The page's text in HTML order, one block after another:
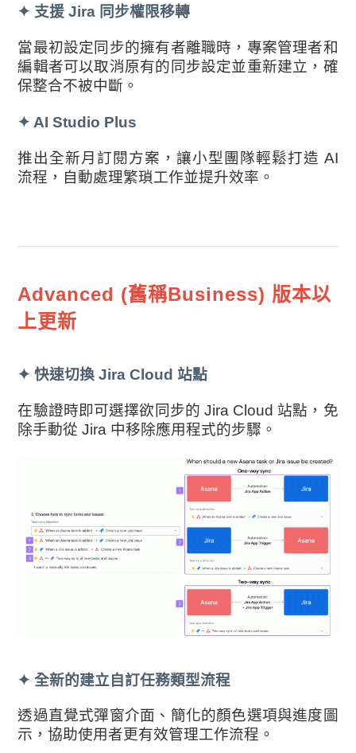
✦支援 Jira 同步權限移轉
當最初設定同步的擁有者離職時，專案管理者和
編輯者可以取消原有的同步設定並重新建立，確
保整合不被中斷。
✦ AI Studio Plus
推出全新月訂閱方案，讓小型團隊輕鬆打造 AI
流程，自動處理繁瑣工作並提升效率。
Advanced (舊稱Business) 版本以
上更新
✦快速切換 Jira Cloud 站點
在驗證時即可選擇欲同步的 Jira Cloud 站點，免
除手動從 Jira 中移除應用程式的步驟。
✦全新的建立自訂任務類型流程
透過直覺式彈窗介面、簡化的顏色選項與進度圖
示，協助使用者更有效管理工作流程。